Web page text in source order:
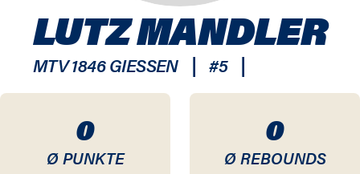
0
Ø PUNKTE
0
Ø REBOUNDS
LUTZ MANDLER
MTV 1846 GIESSEN | #5 |